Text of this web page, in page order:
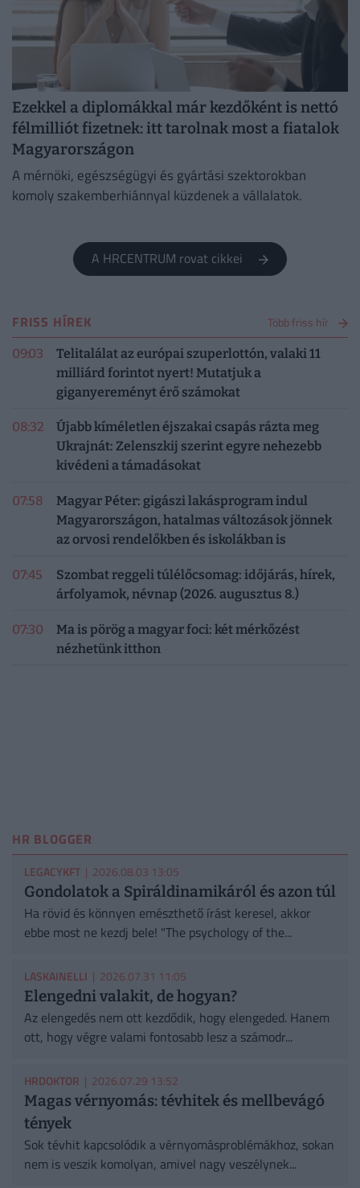
Ezekkel a diplomákkal már kezdőként is nettó
félmilliót fizetnek: itt tarolnak most a fiatalok
Magyarországon
A mérnöki, egészségügyi és gyártási szektorokban
komoly szakemberhiánnyal küzdenek a vállalatok.
A HRCENTRUM rovat cikkei
FRISS HÍREK Több friss hír
09:03
Telitalálat az európai szuperlottón, valaki 11
milliárd forintot nyert! Mutatjuk a
giganyereményt érő számokat
08:32
Újabb kíméletlen éjszakai csapás rázta meg
Ukrajnát: Zelenszkij szerint egyre nehezebb
kivédeni a támadásokat
07:58
Magyar Péter: gigászi lakásprogram indul
Magyarországon, hatalmas változások jönnek
az orvosi rendelőkben és iskolákban is
07:45
Szombat reggeli túlélőcsomag: időjárás, hírek,
árfolyamok, névnap (2026. augusztus 8.)
07:30
Ma is pörög a magyar foci: két mérkőzést
nézhetünk itthon
HR BLOGGER
LEGACYKFT | 2026.08.03 13:05
Gondolatok a Spiráldinamikáról és azon túl
Ha rövid és könnyen emészthető írást keresel, akkor
ebbe most ne kezdj bele! "The psychology of the...
LASKAINELLI | 2026.07.31 11:05
Elengedni valakit, de hogyan?
Az elengedés nem ott kezdődik, hogy elengeded. Hanem
ott, hogy végre valami fontosabb lesz a számodr...
HRDOKTOR | 2026.07.29 13:52
Magas vérnyomás: tévhitek és mellbevágó
tények
Sok tévhit kapcsolódik a vérnyomásproblémákhoz, sokan
nem is veszik komolyan, amivel nagy veszélynek...